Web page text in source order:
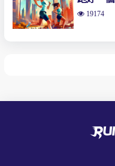
19174